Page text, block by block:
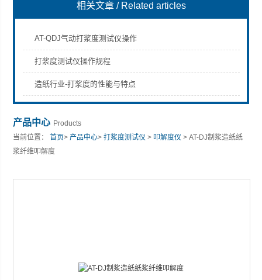
山东安尼麦特仪器有限公司
相关文章 / Related articles
AT-QDJ气动打浆度测试仪操作
打浆度测试仪操作规程
造纸行业-打浆度的性能与特点
产品中心 Products
当前位置：首页>产品中心>打浆度测试仪 > 叩解度仪 > AT-DJ制浆造纸纸
浆纤维叩解度